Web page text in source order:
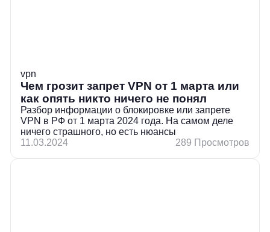
vpn
Чем грозит запрет VPN от 1 марта или
как опять никто ничего не понял
Разбор информации о блокировке или запрете
VPN в РФ от 1 марта 2024 года. На самом деле
ничего страшного, но есть нюансы
11.03.2024
289 Просмотров